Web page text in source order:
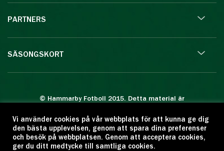
PARTNERS
SÄSONGSKORT
© Hammarby Fotboll 2015. Detta material är
Eftertryck eller annan kopiering är förbjuden.
Citera oss gärna men ange källan:
www.hammarbyfotboll.se. Ansvarig utgivare:
Vi använder cookies på vår webbplats för att kunna ge dig
den bästa upplevelsen, genom att spara dina preferenser
och besök på webbplatsen. Genom att acceptera cookies,
ger du ditt medtycke till samtliga cookies.